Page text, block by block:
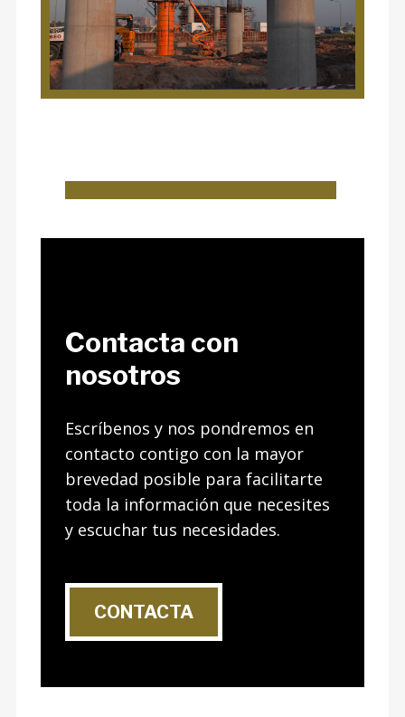
Contacta con
nosotros
Escríbenos y nos pondremos en
contacto contigo con la mayor
brevedad posible para facilitarte
toda la información que necesites
y escuchar tus necesidades.
CONTACTA